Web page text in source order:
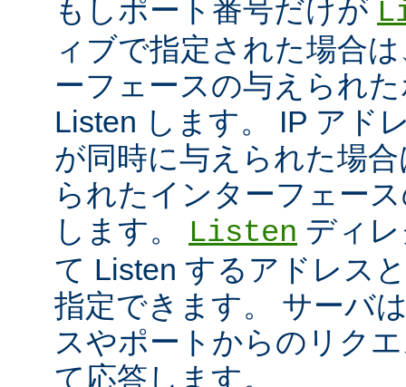
もしポート番号だけが
ィブで指定された場合
ーフェースの与えられ
Listen します。 IP アド
が同時に与えられた場
られたインターフェー
します。
Listen ディ
て Listen するアドレス
指定できます。 サーバ
スやポートからのリク
て応答します。